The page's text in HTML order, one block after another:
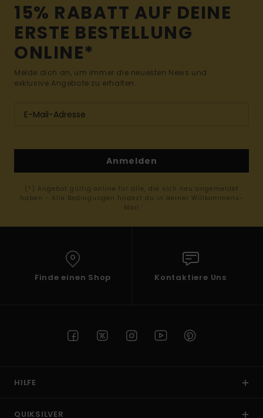
15% RABATT AUF DEINE
ERSTE BESTELLUNG
ONLINE*
Melde dich an, um immer die neuesten News und
exklusive Angebote zu erhalten.
Anmelden
(*) Angebot gültig online für alle, die sich neu angemeldet
haben - Alle Bedingungen findest du in deiner Willkommens-
Mail
Finde einen Shop Kontaktiere Uns
HILFE
QUIKSILVER